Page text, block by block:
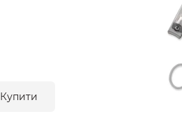
Купити